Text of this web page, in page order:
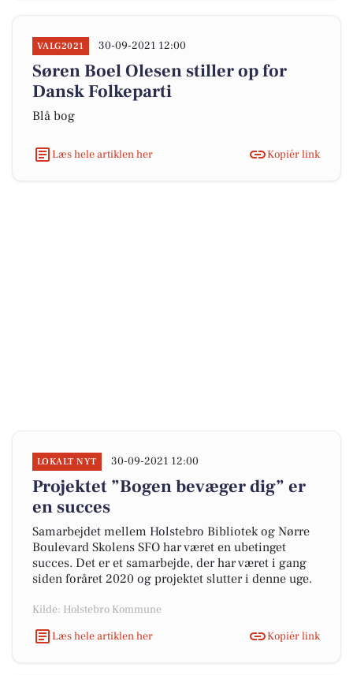
VALG2021 30-09-2021 12:00
Søren Boel Olesen stiller op for
Dansk Folkeparti
Blå bog
Læs hele artiklen her Kopiér link
LOKALT NYT 30-09-2021 12:00
Projektet ”Bogen bevæger dig” er
en succes
Samarbejdet mellem Holstebro Bibliotek og Nørre
Boulevard Skolens SFO har været en ubetinget
succes. Det er et samarbejde, der har været i gang
siden foråret 2020 og projektet slutter i denne uge.
Kilde: Holstebro Kommune
Læs hele artiklen her
Kopiér link